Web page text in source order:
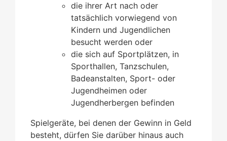
die ihrer Art nach oder
tatsächlich vorwiegend von
Kindern und Jugendlichen
besucht werden oder
die sich auf Sportplätzen, in
Sporthallen, Tanzschulen,
Badeanstalten, Sport- oder
Jugendheimen oder
Jugendherbergen befinden
Spielgeräte, bei denen der Gewinn in Geld
besteht, dürfen Sie darüber hinaus auch